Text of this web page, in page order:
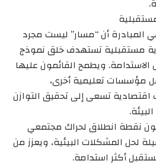
المبادرة أن “مسار” ليست مجرد
مستقبلية تستهدف خلق نموذج
ويطمح القائمون عليها
مؤسسات تعليمية أخرى،
اقتصادية تسعى إلى تحقيق التوازن
نقطة انطلاق لحراك مجتمعي
لحل المشكلات البيئية، ويعزز من
أكثر استدامة.